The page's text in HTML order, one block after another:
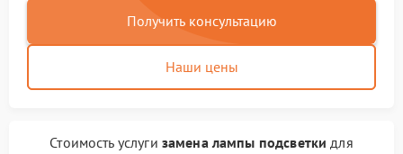
Получить консультацию
Наши цены
Стоимость услуги замена лампы подсветки для